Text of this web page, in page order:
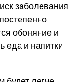
заболевания
обоняние и
еда и напитки